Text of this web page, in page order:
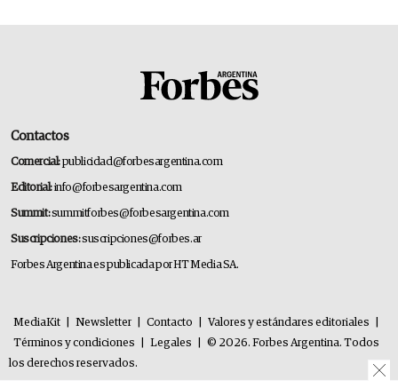
Contactos
Comercial:publicidad@forbesargentina.com
Editorial:info@forbesargentina.com
Summit:summitforbes@forbesargentina.com
Suscripciones:suscripciones@forbes.ar
Forbes Argentina es publicada por HT Media SA.
MediaKit Newsletter Contacto Valores y estándares editoriales
Términos y condiciones
Legales
© 2026. Forbes Argentina. Todos
los derechos reservados.